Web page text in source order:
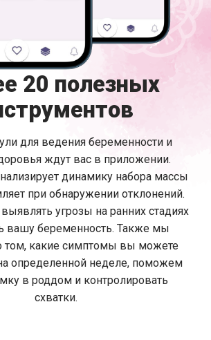
20 полезных
для ведения беременности и
ждут вас в приложении.
динамику набора массы
при обнаружении отклонений.
угрозы на ранних стадиях
вашу беременность. Также мы
том, какие симптомы вы можете
определенной неделе, поможем
в роддом и контролировать
схватки.